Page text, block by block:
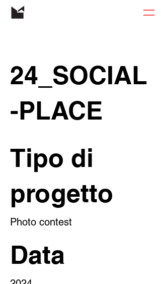
24_SOCIAL
-PLACE
Tipo di
progetto
Photo contest
Data